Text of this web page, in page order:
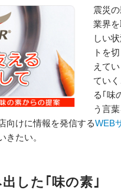
震災
業界
しい
トを
えて
てい
る｢味
う言
向けに情報を発信するWEB
たい。
した｢味の素｣